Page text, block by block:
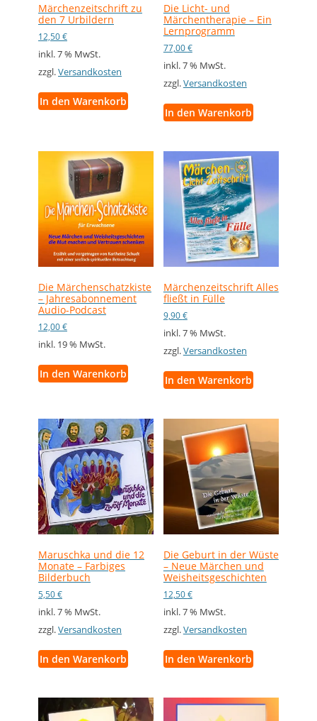
Märchenzeitschrift zu
den 7 Urbildern
12,50€
inkl. 7 % MwSt.
zzgl.Versandkosten
In den Warenkorb
Die Licht- und
Märchentherapie – Ein
Lernprogramm
77,00€
inkl. 7 % MwSt.
zzgl.Versandkosten
In den Warenkorb
Die Märchenschatzkiste
– Jahresabonnement
Audio-Podcast
12,00€
inkl. 19 % MwSt.
In den Warenkorb
Märchenzeitschrift Alles
fließt in Fülle
9,90€
inkl. 7 % MwSt.
zzgl.Versandkosten
In den Warenkorb
Maruschka und die 12
Monate – Farbiges
Bilderbuch
5,50€
inkl. 7 % MwSt.
zzgl.Versandkosten
In den Warenkorb
Die Geburt in der Wüste
– Neue Märchen und
Weisheitsgeschichten
12,50€
inkl. 7 % MwSt.
zzgl.Versandkosten
In den Warenkorb